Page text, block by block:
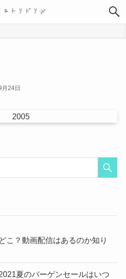
24日
こ？動画配信はあるのか知り
夏のバーゲンセールはいつ